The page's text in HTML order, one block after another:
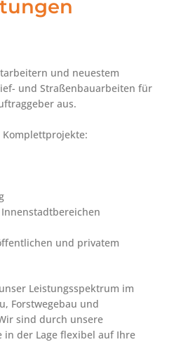
und neuestem
und Straßenbauarbeiten für
aus.
und privatem
Leistungsspektrum im
Forstwegebau und
sind durch unsere
in der Lage flexibel auf Ihre